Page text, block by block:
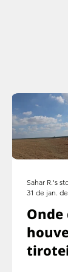
Sahar R.'s
31 de jan.